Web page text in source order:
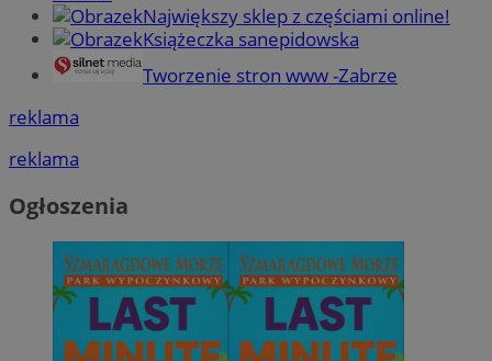
Największy sklep z częściami online!
Książeczka sanepidowska
Tworzenie stron www -Zabrze
reklama
reklama
Ogłoszenia